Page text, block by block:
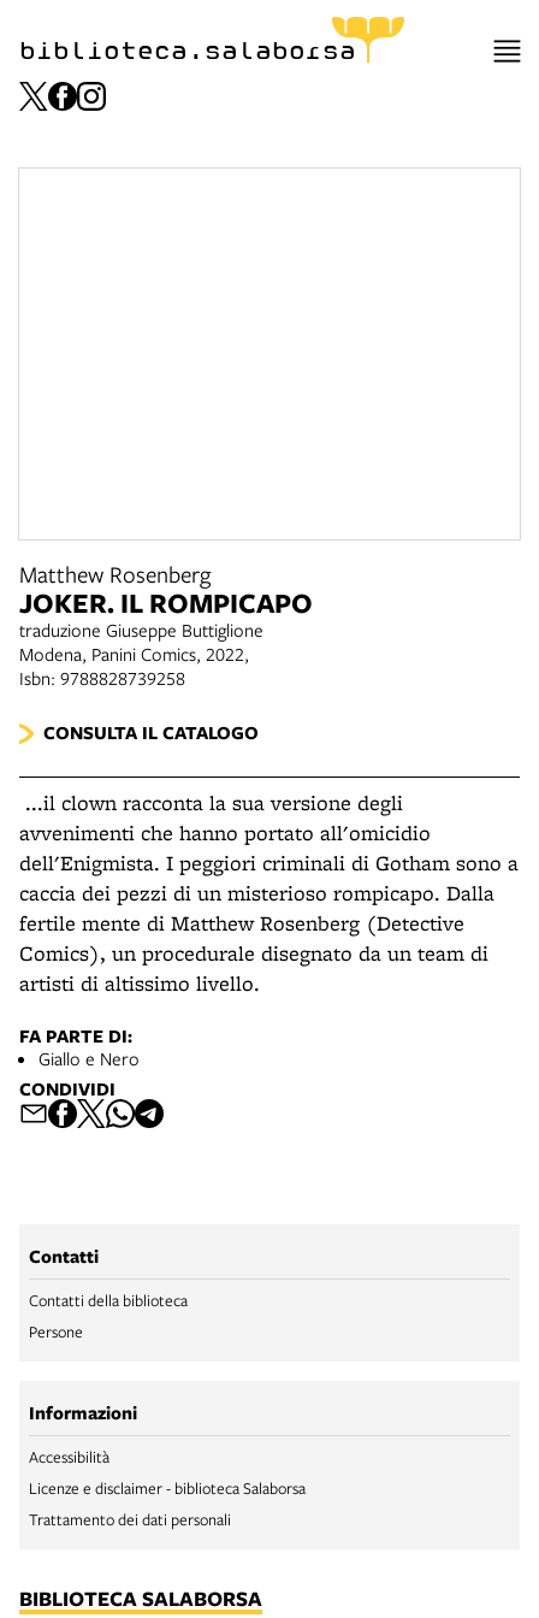
biblioteca.salaborsa
Matthew Rosenberg
JOKER. IL ROMPICAPO
traduzione Giuseppe Buttiglione
Modena, Panini Comics, 2022,
Isbn: 9788828739258
CONSULTA IL CATALOGO
...il clown racconta la sua versione degli
avvenimenti che hanno portato all'omicidio
dell'Enigmista. I peggiori criminali di Gotham sono a
caccia dei pezzi di un misterioso rompicapo. Dalla
fertile mente di Matthew Rosenberg (Detective
Comics), un procedurale disegnato da un team di
artisti di altissimo livello.
FA PARTE DI:
Giallo e Nero
CONDIVIDI
Contatti
Contatti della biblioteca
Persone
Informazioni
Accessibilità
Licenze e disclaimer - biblioteca Salaborsa
Trattamento dei dati personali
BIBLIOTECA SALABORSA